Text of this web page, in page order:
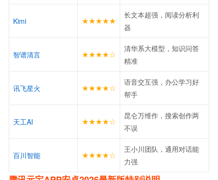
Kimi ★★★★★
长文本超强，阅读分析利
器
智谱清言 ★★★★☆
清华系大模型，知识问答
精准
讯飞星火 ★★★★☆
语音交互强，办公学习好
帮手
天工AI ★★★★☆
昆仑万维作，搜索创作两
不误
百川智能 ★★★★☆
王小川团队，通用对话能
力强